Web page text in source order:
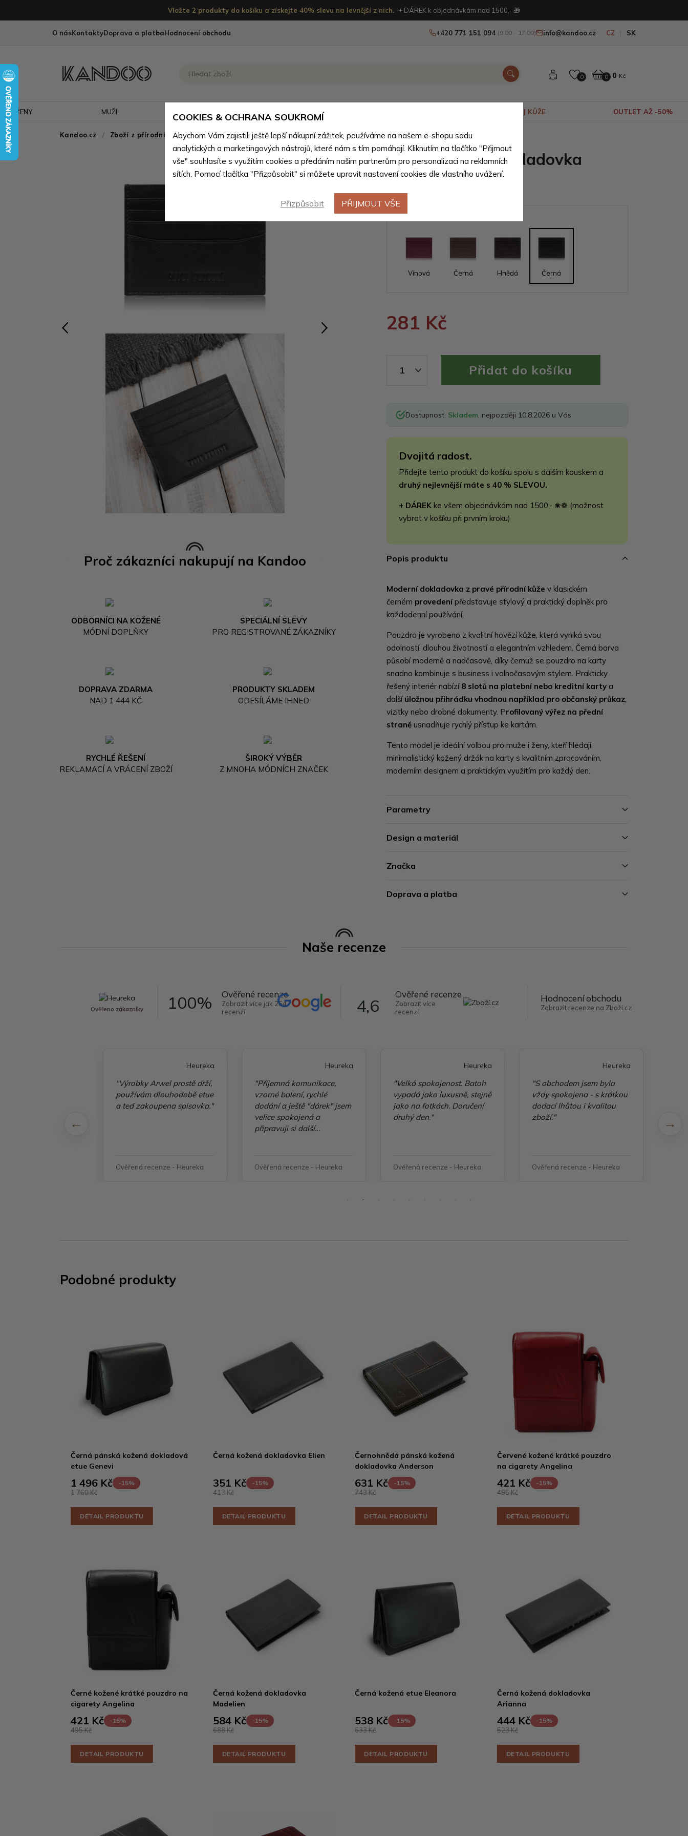
Vložte 2 produkty do košíku a získejte 40% slevu na levnější z nich. + DÁREK k objednávkám nad 1500,- 🎁
O násKontaktyDoprava a platbaHodnocení obchodu +420 771 151 094 (9:00 – 17:00) info@kandoo.cz CZ SK
0 0 0 Kč
ŽENY MUŽI VÝPRODEJ KŮŽE OUTLET AŽ -50%
Kandoo.cz Zboží z přírodní pravé kůže > Zboží z přírodní pravé kůže pro všechny > Kožené obaly na doklady
Novinka
Proč zákazníci nakupují na Kandoo
ODBORNÍCI NA KOŽENÉ
MÓDNÍ DOPLŇKY
SPECIÁLNÍ SLEVY
PRO REGISTROVANÉ ZÁKAZNÍKY
DOPRAVA ZDARMA
NAD 1 444 KČ
PRODUKTY SKLADEM
ODESÍLÁME IHNED
RYCHLÉ ŘEŠENÍ
REKLAMACÍ A VRÁCENÍ ZBOŽÍ
ŠIROKÝ VÝBĚR
Z MNOHA MÓDNÍCH ZNAČEK
Černá kožená dokladovka
Gulmira
Barevné varianty
Vínová Černá Hnědá Černá
281 Kč
1
Dostupnost: Skladem , nejpozději 10.8.2026 u Vás
Dvojitá radost.
Přidejte tento produkt do košíku spolu s dalším kouskem a
druhý nejlevnější máte s 40 % SLEVOU.
+ DÁREK ke všem objednávkám nad 1500,- ❀❁ (možnost
vybrat v košíku při prvním kroku)
Popis produktu
Moderní dokladovka z pravé přírodní kůže v klasickém
černém provedenípředstavuje stylový a praktický doplněk pro
každodenní používání.
Pouzdro je vyrobeno z kvalitní hovězí kůže, která vyniká svou
odolností, dlouhou životností a elegantním vzhledem. Černá barva
působí moderně a nadčasově, díky čemuž se pouzdro na karty
snadno kombinuje s business i volnočasovým stylem. Prakticky
řešený interiér nabízí 8 slotů na platební nebo kreditní karty a
další úložnou přihrádku vhodnou například pro občanský průkaz,
vizitky nebo drobné dokumenty. Profilovaný výřez na přední
straně usnadňuje rychlý přístup ke kartám.
Tento model je ideální volbou pro muže i ženy, kteří hledají
minimalistický kožený držák na karty s kvalitním zpracováním,
moderním designem a praktickým využitím pro každý den.
Parametry
Design a materiál
Značka
Doprava a platba
Naše recenze
Ověřeno zákazníky 100% Ověřené recenze
Zobrazit více jak 264
recenzí
4,6
Ověřené recenze
Zobrazit více
recenzí
Hodnocení obchodu
Zobrazit recenze na Zboží.cz
Heureka
"Výrobky Arwel prostě drží,
používám dlouhodobě etue
a teď zakoupena spisovka."
Ověřená recenze - Heureka
Heureka
"Příjemná komunikace,
vzorné balení, rychlé
dodání a ještě "dárek" jsem
velice spokojená a
připravuji si další
Ověřená recenze - Heureka
Heureka
"Velká spokojenost. Batoh
vypadá jako luxusně, stejně
jako na fotkách. Doručení
druhý den."
Ověřená recenze - Heureka
Heureka
"S obchodem jsem byla
vždy spokojena - s krátkou
dodací lhůtou i kvalitou
zboží."
Ověřená recenze - Heureka
Podobné produkty
Černá pánská kožená dokladová
etue Genevi
1 496 Kč -15%
1 760 Kč
DETAIL PRODUKTU
Černá kožená dokladovka Elien
351 Kč -15%
413 Kč
DETAIL PRODUKTU
Černohnědá pánská kožená
dokladovka Anderson
631 Kč -15%
743 Kč
DETAIL PRODUKTU
Červené kožené krátké pouzdro
na cigarety Angelina
421 Kč -15%
495 Kč
DETAIL PRODUKTU
Černé kožené krátké pouzdro na
cigarety Angelina
421 Kč -15%
495 Kč
DETAIL PRODUKTU
Černá kožená dokladovka
Madelien
584 Kč -15%
688 Kč
DETAIL PRODUKTU
Černá kožená etue Eleanora
538 Kč -15%
633 Kč
DETAIL PRODUKTU
Černá kožená dokladovka
Arianna
444 Kč -15%
523 Kč
DETAIL PRODUKTU
COOKIES & OCHRANA SOUKROMÍ
Abychom Vám zajistili ještě lepší nákupní zážitek, používáme na našem e-shopu sadu
analytických a marketingových nástrojů, které nám s tím pomáhají. Kliknutím na tlačítko "Přijmout
vše" souhlasíte s využitím cookies a předáním našim partnerům pro personalizaci na reklamních
sítích. Pomocí tlačítka "Přizpůsobit" si můžete upravit nastavení cookies dle vlastního uvážení.
Přizpůsobit PŘIJMOUT VŠE